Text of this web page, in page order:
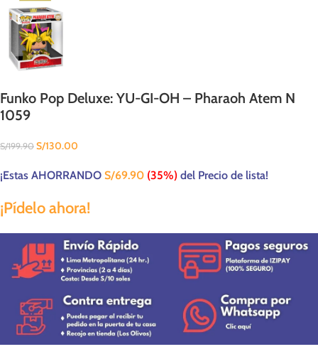
Funko Pop Deluxe: YU-GI-OH – Pharaoh Atem N
1059
S/199.90 S/130.00
¡Estas AHORRANDO S/69.90 (35%) del Precio de lista!
¡Pídelo ahora!